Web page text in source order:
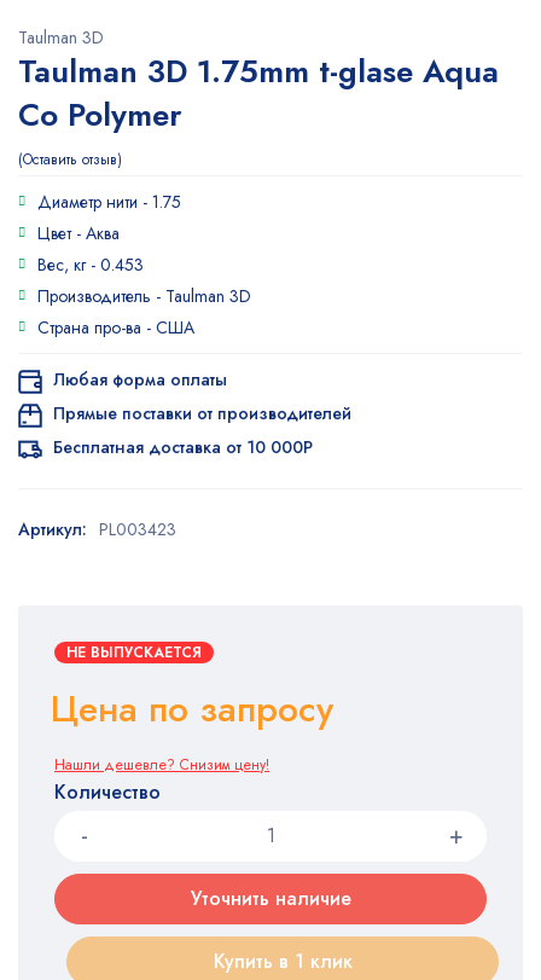
Taulman 3D
Taulman 3D 1.75mm t-glase Aqua
Co Polymer
Оставить отзыв
Диаметр нити - 1.75
Цвет - Аква
Вес, кг - 0.453
Производитель - Taulman 3D
Страна про-ва - США
НЕ ВЫПУСКАЕТСЯ
Цена по запросу
Нашли дешевле? Снизим цену!
Количество
Уточнить наличие
Купить в 1 клик
Любая форма оплаты
Прямые поставки от производителей
Бесплатная доставка от 10 000Р
Артикул: PL003423